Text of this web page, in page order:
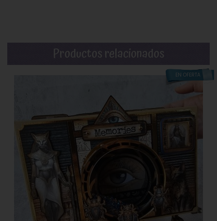
Productos relacionados
EN OFERTA